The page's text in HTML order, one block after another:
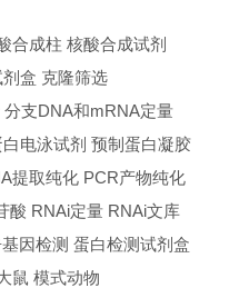
合成柱 核酸合成试剂
剂盒 克隆筛选
分支DNA和mRNA定量
白电泳试剂 预制蛋白凝胶
提取纯化 PCR产物纯化
酸 RNAi定量 RNAi文库
因检测 蛋白检测试剂盒
鼠 模式动物